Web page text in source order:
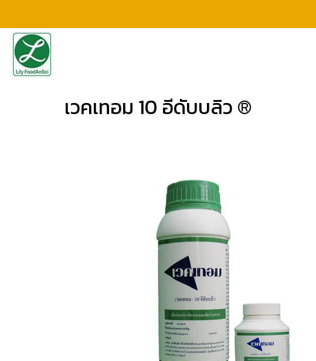
เวคเทอม 10 อีดับบลิว ®